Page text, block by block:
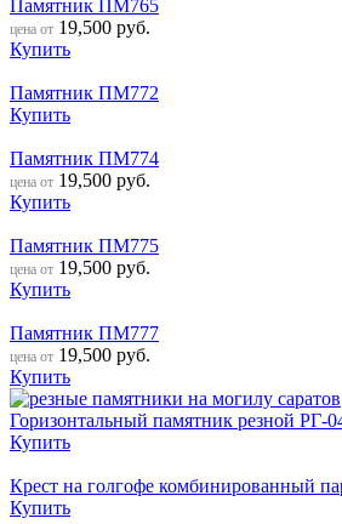
Памятник ПМ765
цена от 19,500 руб.
Купить
Памятник ПМ772
Купить
Памятник ПМ774
цена от 19,500 руб.
Купить
Памятник ПМ775
цена от 19,500 руб.
Купить
Памятник ПМ777
цена от 19,500 руб.
Купить
Горизонтальный памятник резной РГ-
Купить
Крест на голгофе комбинированный
Купить